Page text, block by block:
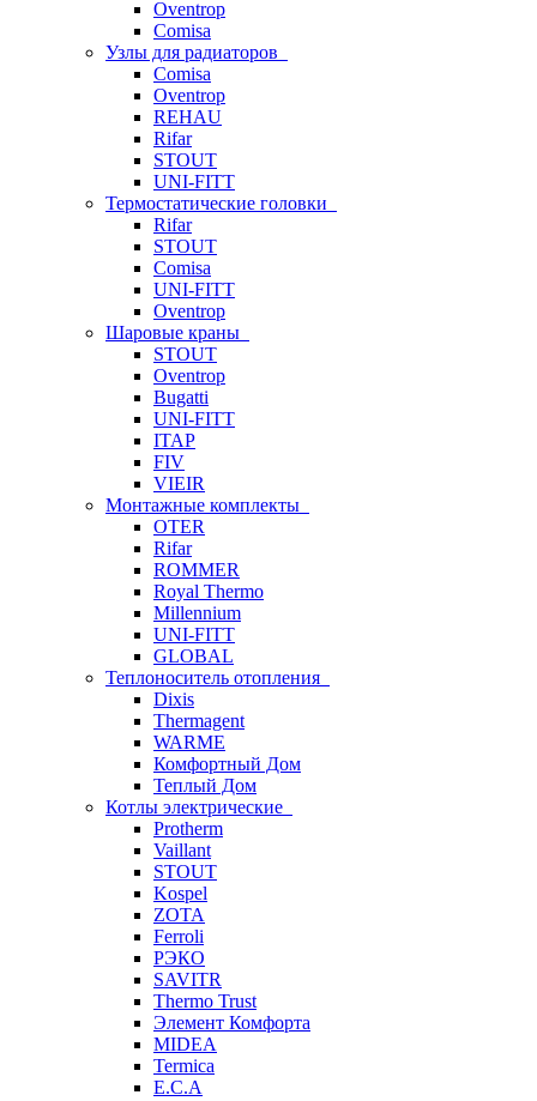
Oventrop
Comisa
Узлы для радиаторов
Comisa
Oventrop
REHAU
Rifar
STOUT
UNI-FITT
Термостатические головки
Rifar
STOUT
Comisa
UNI-FITT
Oventrop
Шаровые краны
STOUT
Oventrop
Bugatti
UNI-FITT
ITAP
FIV
VIEIR
Монтажные комплекты
OTER
Rifar
ROMMER
Royal Thermo
Millennium
UNI-FITT
GLOBAL
Теплоноситель отопления
Dixis
Thermagent
WARME
Комфортный Дом
Теплый Дом
Котлы электрические
Protherm
Vaillant
STOUT
Kospel
ZOTA
Ferroli
РЭКО
SAVITR
Thermo Trust
Элемент Комфорта
MIDEA
Termica
E.C.A